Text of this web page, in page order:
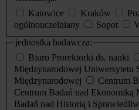
Katowice
Kraków
ogólnouczelniany
Sopot
jednostka badawcza:
Biuro Prorektorki ds. nauki
Międzynarodowej Uniwersytetu
Międzynarodowej
Centrum
Centrum Badań nad Ekonomiką
Badań nad Historią i